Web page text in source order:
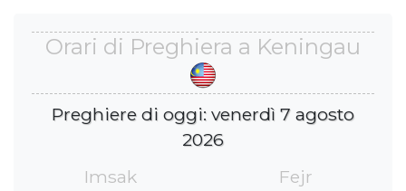
Orari di Preghiera a Keningau
Preghiere di oggi: venerdì 7 agosto
2026
Imsak
Fejr